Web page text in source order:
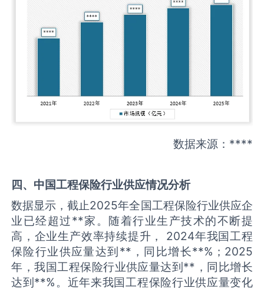
数据来源：****
四、中国工程保险行业供应情况分析
数据显示，截止2025年全国工程保险行业供应企
业已经超过**家。随着行业生产技术的不断提
高，企业生产效率持续提升， 2024年我国工程
保险行业供应量达到**，同比增长**%；2025
年，我国工程保险行业供应量达到**，同比增长
达到**%。近年来我国工程保险行业供应量变化